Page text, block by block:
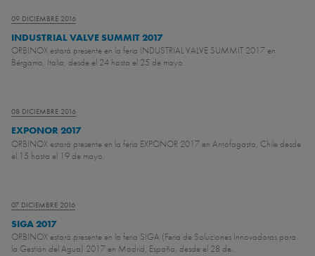
09 DICIEMBRE 2016
INDUSTRIAL VALVE SUMMIT 2017
ORBINOX estará presente en la feria INDUSTRIAL VALVE SUMMIT 2017 en
Bérgamo, Italia, desde el 24 hasta el 25 de mayo.
08 DICIEMBRE 2016
EXPONOR 2017
ORBINOX estará presente en la feria EXPONOR 2017 en Antofagasta, Chile desde
el 15 hasta el 19 de mayo.
07 DICIEMBRE 2016
SIGA 2017
ORBINOX estará presente en la feria SIGA (Feria de Soluciones Innovadoras para
la Gestión del Agua) 2017 en Madrid, España, desde el 28 de...